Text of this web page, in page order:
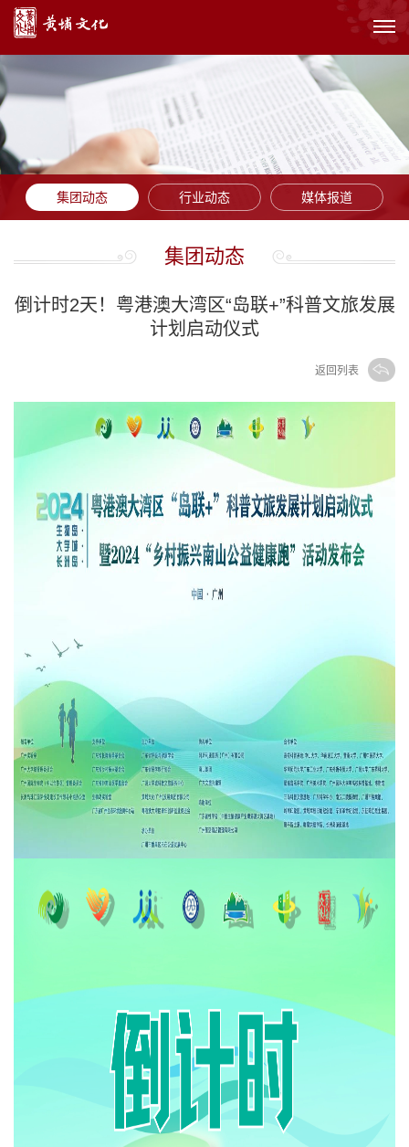
集团动态 行业动态 媒体报道
集团动态
倒计时2天！粤港澳大湾区“岛联+”科普文旅发展
计划启动仪式
返回列表